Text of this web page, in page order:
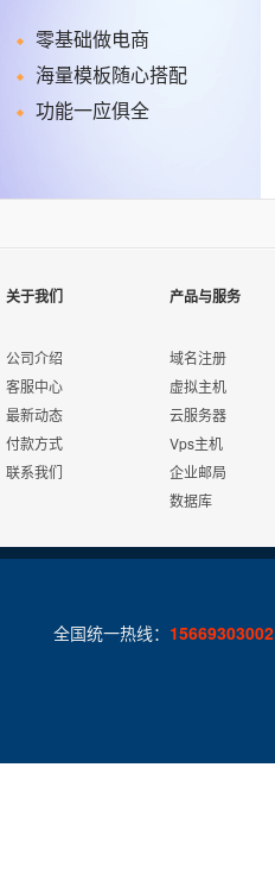
零基础做电商
海量模板随心搭配
功能一应俱全
关于我们
公司介绍
客服中心
最新动态
付款方式
联系我们
产品与服务
域名注册
虚拟主机
云服务器
Vps主机
企业邮局
数据库
全国统一热线： 15669303002